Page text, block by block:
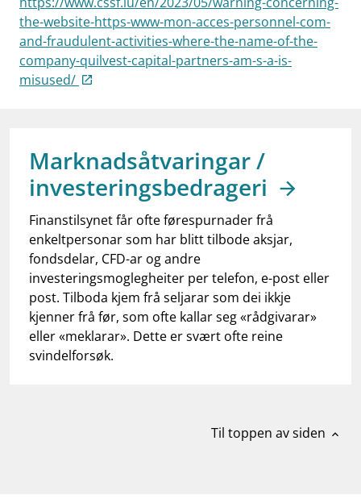
work_outlineJobb hos oss
dashboardInformasjon for investorer
notifications_noneAbonner på nyhetsvarsel
the-website-https-www-mon-acces-personnel-com-
and-fraudulent-activities-where-the-name-of-the-
company-quilvest-capital-partners-am-s-a-is-
misused/
Marknadsåtvaringar /
investeringsbedrageri
Finanstilsynet får ofte førespurnader frå
enkeltpersonar som har blitt tilbode aksjar,
fondsdelar, CFD-ar og andre
investeringsmoglegheiter per telefon, e-post eller
post. Tilboda kjem frå seljarar som dei ikkje
kjenner frå før, som ofte kallar seg «rådgivarar»
eller «meklarar». Dette er svært ofte reine
svindelforsøk.
Til toppen av siden expand_less